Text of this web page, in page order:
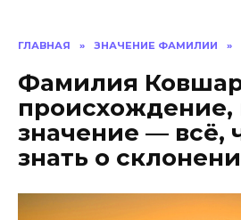
ГЛАВНАЯ » ЗНАЧЕНИЕ ФАМИЛИИ »
Фамилия
происхождение,
значение — всё,
знать о